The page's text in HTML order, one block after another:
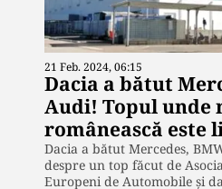
21 Feb. 2024, 06:15
Dacia a bătut
Audi! Topul unde
românească este
Dacia a bătut Mercedes,
despre un top făcut de
Europeni de Automobile și